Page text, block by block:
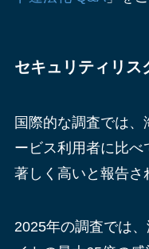
セキュリティリス
国際的な調査では
ービス利用者に比
著しく高いと報告さ
2025年の調査では